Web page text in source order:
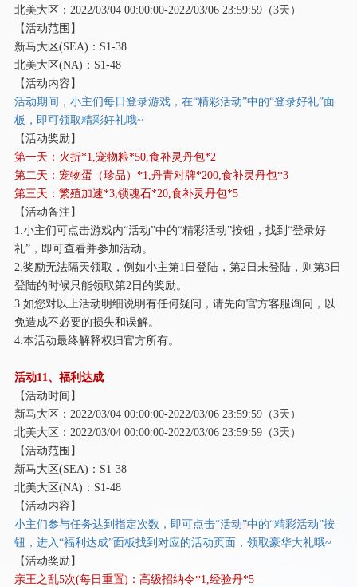
北美大区： 2022/03/04 00:00:00-2022/03/06 23:59:59（3天）
【活动范围】
新马大区(SEA)：S1-38
北美大区(NA)：S1-48
【活动内容】
活动期间，小主们每日登录游戏，在“精彩活动”中的“登录好礼”面
板，即可领取精彩好礼哦~
【活动奖励】
第一天：火折*1,宠物粮*50,食补灵丹包*2
第二天：宠物蛋（珍品） *1,丹青对牌*200,食补灵丹包*3
第三天：繁殖加速*3,锁魂石*20,食补灵丹包*5
【活动备注】
1.小主们可点击游戏内“活动”中的“精彩活动”按钮，找到“登录好
礼”，即可查看并参加活动。
2.奖励无法隔天领取，例如小主第1日登陆，第2日未登陆，则第3日
登陆的时候只能领取第2日的奖励。
3.如您对以上活动明细说明有任何疑问，请先向官方客服询问，以
免造成不必要的损失和误解。
4.本活动最终解释权归官方所有。
活动11、福利达成
【活动时间】
新马大区： 2022/03/04 00:00:00-2022/03/06 23:59:59（3天）
北美大区： 2022/03/04 00:00:00-2022/03/06 23:59:59（3天）
【活动范围】
新马大区(SEA)：S1-38
北美大区(NA)：S1-48
【活动内容】
小主们参与任务达到指定次数，即可点击“活动”中的“精彩活动”按
钮，进入“福利达成”面板找到对应的活动页面，领取豪华大礼哦~
【活动奖励】
亲王之乱5次(每日重置)：高级招纳令*1,经验丹*5